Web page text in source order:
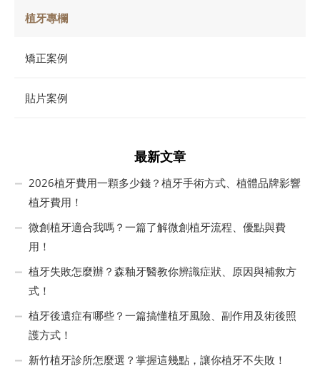
植牙專欄
矯正案例
貼片案例
最新文章
2026植牙費用一顆多少錢？植牙手術方式、植體品牌影響
植牙費用！
微創植牙適合我嗎？一篇了解微創植牙流程、優點與費
用！
植牙失敗怎麼辦？森釉牙醫教你辨識症狀、原因與補救方
式！
植牙後遺症有哪些？一篇搞懂植牙風險、副作用及術後照
護方式！
新竹植牙診所怎麼選？掌握這幾點，讓你植牙不失敗！